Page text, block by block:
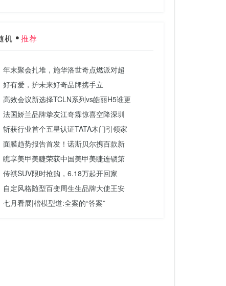
机 推荐
年末聚会扎堆，施华洛世奇点燃派对超
​好有爱，护未来好奇品牌携手立
高效会议新选择TCLN系列vs皓丽H5谁更
法国娇兰品牌挚友江奇霖惊喜空降深圳
斩获行业首个五星认证TATA木门引领家
面膜趋势报告首发！诺斯贝尔携百款新
瞧享美甲美睫荣获中国美甲美睫连锁第
传祺SUV限时抢购，6.18万起开回家
自定风格随型百变周生生品牌大使王安
七月看展|楷模型道:全案的“答案”